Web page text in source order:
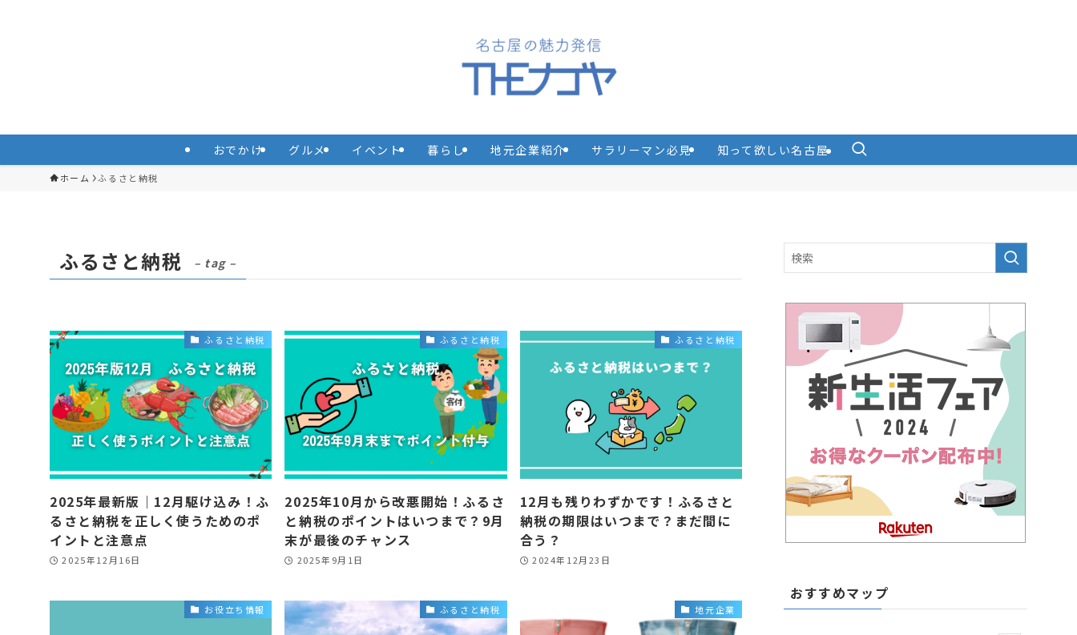
おでかけ グルメ イベント 暮らし 地元企業紹介 サラリーマン必見 知って欲しい名古屋
ホーム ふるさと納税
ふるさと納税 – tag –
ふるさと納税
2025年最新版｜12月駆け込み！ふ
るさと納税を正しく使うためのポ
イントと注意点
2025年12月16日
ふるさと納税
2025年10月から改悪開始！ふるさ
と納税のポイントはいつまで？9月
末が最後のチャンス
2025年9月1日
ふるさと納税
12月も残りわずかです！ふるさと
納税の期限はいつまで？まだ間に
合う？
2024年12月23日
お役立ち情報 ふるさと納税 地元企業
おすすめマップ